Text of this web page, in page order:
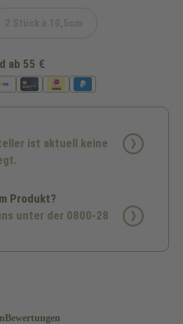
ab 55 €
ist aktuell keine
Produkt?
unter der 0800-28
Bewertungen